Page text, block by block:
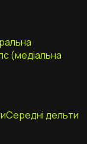
(медіальна
Середні дельти